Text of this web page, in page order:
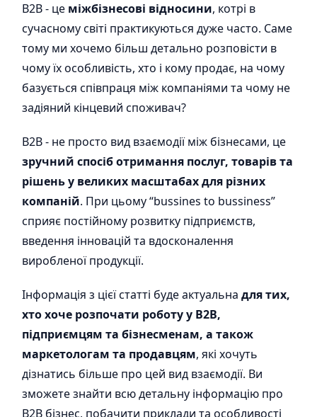
B2B - це міжбізнесові відносини, котрі в
сучасному світі практикуються дуже часто. Саме
тому ми хочемо більш детально розповісти в
чому їх особливість, хто і кому продає, на чому
базується співпраця між компаніями та чому не
задіяний кінцевий споживач?
B2B - не просто вид взаємодії між бізнесами, це
зручний спосіб отримання послуг, товарів та
рішень у великих масштабах для різних
компаній. При цьому “bussines to bussiness”
сприяє постійному розвитку підприємств,
введення інновацій та вдосконалення
виробленої продукції.
Інформація з цієї статті буде актуальна для тих,
хто хоче розпочати роботу у B2B,
підприємцям та бізнесменам, а також
маркетологам та продавцям, які хочуть
дізнатись більше про цей вид взаємодії. Ви
зможете знайти всю детальну інформацію про
B2B бізнес, побачити приклади та особливості